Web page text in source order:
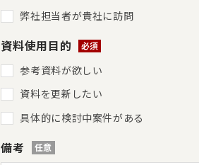
弊社担当者が貴社に訪問
資料使用目的
参考資料が欲しい
資料を更新したい
具体的に検討中案件がある
備考